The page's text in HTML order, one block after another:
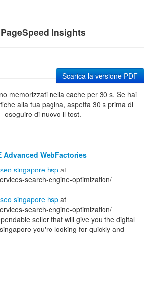
PageSpeed Insights
Scarica la versione PDF
memorizzati nella cache per 30 s. Se hai
alla tua pagina, aspetta 30 s prima di
eseguire di nuovo il test.
Advanced WebFactories
seo singapore hsp at
search-engine-optimization/
seo singapore hsp at
search-engine-optimization/
seller that will give you the digital
you're looking for quickly and